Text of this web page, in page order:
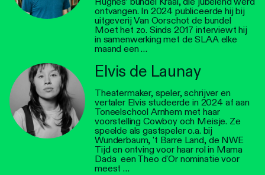
ontvangen. In 2024 publiceerde hij bij
uitgeverij Van Oorschot de bundel
Moet het zo. Sinds 2017 interviewt hij
in samenwerking met de SLAA elke
maand een …
Elvis de Launay
Theatermaker, speler, schrijver en
vertaler Elvis studeerde in 2024 af aan
Toneelschool Arnhem met haar
voorstelling Cowboy och Meisje. Ze
speelde als gastspeler o.a. bij
Wunderbaum, 't Barre Land, de NWE
Tijd en ontving voor haar rol in Mama
Dada een Theo d'Or nominatie voor
meest …